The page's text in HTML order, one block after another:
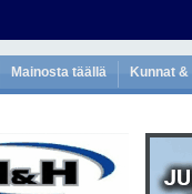
Mainosta täällä Kunnat